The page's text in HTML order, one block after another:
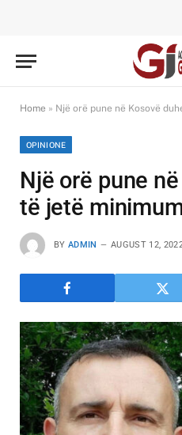
Home » Një orë pune në Kosovë
OPINIONE
Një orë pune
të jetë
BY ADMIN AUGUST 12,